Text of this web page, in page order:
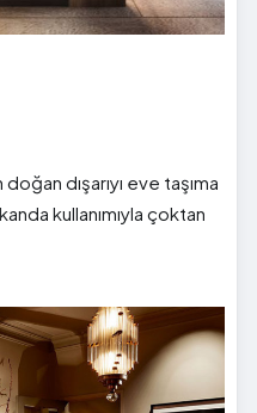
dışarıyı eve taşıma
kullanımıyla çoktan